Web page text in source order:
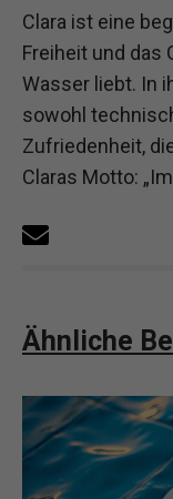
Clara ist eine
Freiheit und das
Wasser liebt. In
sowohl
Zufriedenheit,
Claras Motto:
Ähnliche